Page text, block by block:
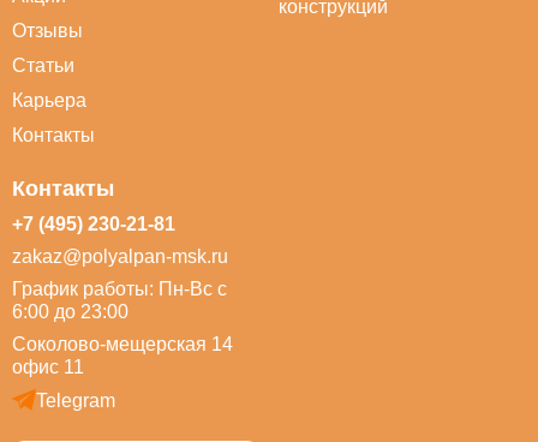
Отзывы
Статьи
Карьера
Контакты
конструкций
Контакты
+7 (495) 230-21-81
zakaz@polyalpan-msk.ru
График работы: Пн-Вс с
6:00 до 23:00
Соколово-мещерская 14
офис 11
Telegram